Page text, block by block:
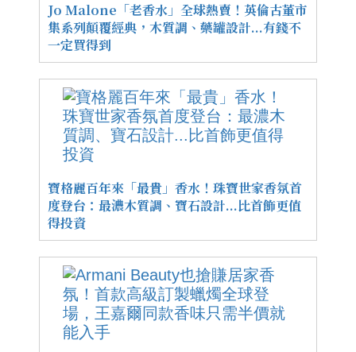
Jo Malone「老香水」全球熱賣！英倫古董市
集系列顛覆經典，木質調、藥罐設計...有錢不
一定買得到
寶格麗百年來「最貴」香水！珠寶世家香氛首
度登台：最濃木質調、寶石設計...比首飾更值
得投資